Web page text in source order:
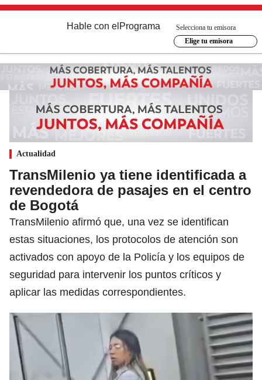
Hable con el Programa
Selecciona tu emisora
Elige tu emisora
Actualidad
TransMilenio ya tiene identificada a
revendedora de pasajes en el centro
de Bogotá
TransMilenio afirmó que, una vez se identifican
estas situaciones, los protocolos de atención son
activados con apoyo de la Policía y los equipos de
seguridad para intervenir los puntos críticos y
aplicar las medidas correspondientes.